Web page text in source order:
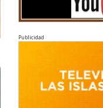
Publicidad